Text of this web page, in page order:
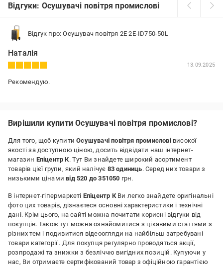
Відгуки: Осушувачі повітря промислові
Відгук про: Осушувач повітря 2E 2E-ID750-50L
Наталія
13.09.2025
Рекомендую.
Вирішили купити Осушувачі повітря промислові?
Для того, щоб купитиОсушувачі повітря промисловівисокої
якості за доступною ціною, досить відвідати наш інтернет-
магазин Епіцентр К. Тут Ви знайдете широкий асортимент
товарів цієї групи, який налічує 83 одиниць. Серед них товари з
низькими цінамивід 520 до 351050 грн.
В інтернет-гіпермаркеті Епіцентр КВи легко знайдете оригінальні
фото цих товарів, дізнаєтеся основні характеристики і технічні
дані. Крім цього, на сайті можна почитати корисні відгуки від
покупців. Також тут можна ознайомитися з цікавими статтями з
різних тем і подивитися відеоогляди на найбільш затребувані
товари категорії . Для покупця регулярно проводяться акції,
розпродажі та знижки з безліччю вигідних позицій. Купуючи у
нас, Ви отримаєте сертифікований товар з офіційною гарантією